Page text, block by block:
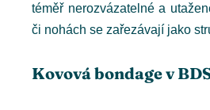
téměř nerozvázatelné a
či nohách se zařezávají jako
Kovová bondage v